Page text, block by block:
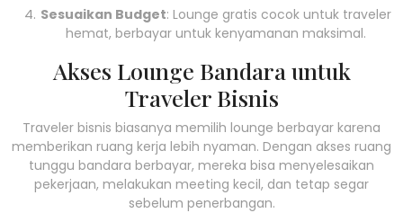
Sesuaikan Budget: Lounge gratis cocok untuk traveler
hemat, berbayar untuk kenyamanan maksimal.
Akses Lounge Bandara untuk
Traveler Bisnis
Traveler bisnis biasanya memilih lounge berbayar karena
memberikan ruang kerja lebih nyaman. Dengan akses ruang
tunggu bandara berbayar, mereka bisa menyelesaikan
pekerjaan, melakukan meeting kecil, dan tetap segar
sebelum penerbangan.